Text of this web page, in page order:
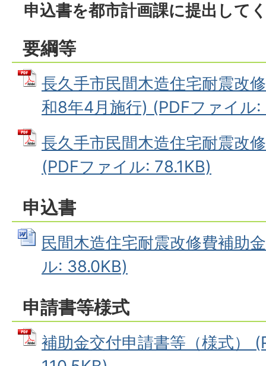
申込書を都市計画課に提出して
要綱等
長久手市民間木造住宅耐震改
和8年4月施行) (PDFファイル:
長久手市民間木造住宅耐震改
(PDFファイル: 78.1KB)
申込書
民間木造住宅耐震改修費補助
ル: 38.0KB)
申請書等様式
補助金交付申請書等（様式）